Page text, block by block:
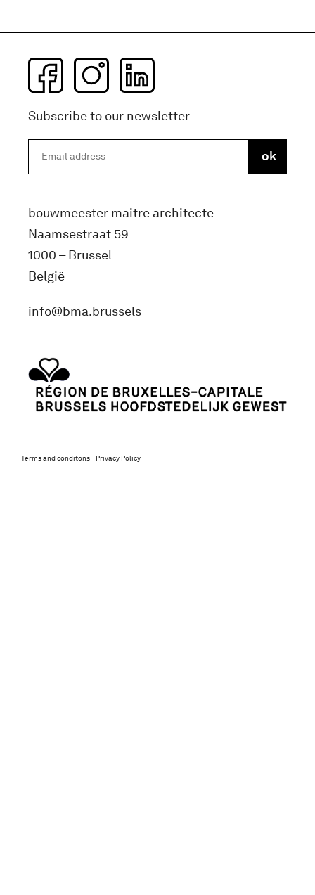
Subscribe to our newsletter
bouwmeester maitre architecte
Naamsestraat 59
1000 – Brussel
België
info@bma.brussels
Terms and conditons Privacy Policy